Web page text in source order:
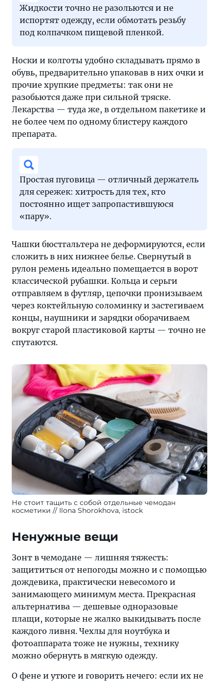
Жидкости точно не разольются и не
испортят одежду, если обмотать резьбу
под колпачком пищевой пленкой.
Носки и колготы удобно складывать прямо в
обувь, предварительно упаковав в них очки и
прочие хрупкие предметы: так они не
разобьются даже при сильной тряске.
Лекарства — туда же, в отдельном пакетике и
не более чем по одному блистеру каждого
препарата.
Простая пуговица — отличный держатель
для сережек: хитрость для тех, кто
постоянно ищет запропастившуюся
«пару».
Чашки бюстгальтера не деформируются, если
сложить в них нижнее белье. Свернутый в
рулон ремень идеально помещается в ворот
классической рубашки. Кольца и серьги
отправляем в футляр, цепочки пронизываем
через коктейльную соломинку и застегиваем
концы, наушники и зарядки оборачиваем
вокруг старой пластиковой карты — точно не
спутаются.
Не стоит тащить с собой отдельные чемодан
косметики
Ilona Shorokhova, istock
Ненужные вещи
Зонт в чемодане — лишняя тяжесть:
защититься от непогоды можно и с помощью
дождевика, практически невесомого и
занимающего минимум места. Прекрасная
альтернатива — дешевые одноразовые
плащи, которые не жалко выкидывать после
каждого ливня. Чехлы для ноутбука и
фотоаппарата тоже не нужны, технику
можно обернуть в мягкую одежду.
О фене и утюге и говорить нечего: если их не